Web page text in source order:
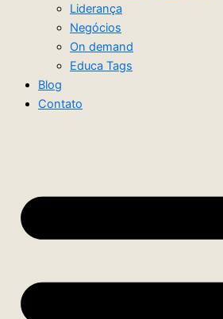
Liderança
Negócios
On demand
Educa Tags
Blog
Contato